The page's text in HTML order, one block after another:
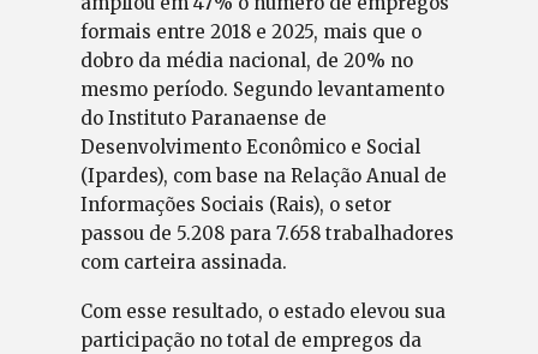
formais entre 2018 e 2025, mais que o
dobro da média nacional, de 20% no
mesmo período. Segundo levantamento
do Instituto Paranaense de
Desenvolvimento Econômico e Social
(Ipardes), com base na Relação Anual de
Informações Sociais (Rais), o setor
passou de 5.208 para 7.658 trabalhadores
com carteira assinada.
Com esse resultado, o estado elevou sua
participação no total de empregos da